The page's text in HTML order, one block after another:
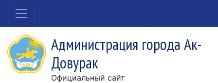
Администрация города Ак-
Довурак
Официальный сайт